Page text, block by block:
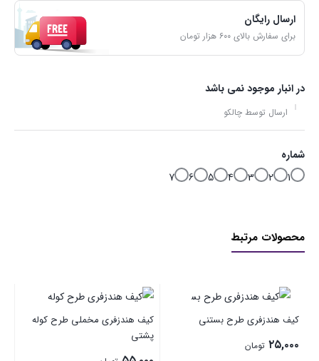
ارسال رایگان
برای سفارش بالای ۶۰۰ هزار تومان
در انبار موجود نمی باشد
ارسال توسط چالکو
شماره
1
2
3
4
5
6
7
محصولات مرتبط
طرح بستنی
کیف هندزفری مخملی طرح کوله
جا کارتی زرد
۵۵,۰۰۰